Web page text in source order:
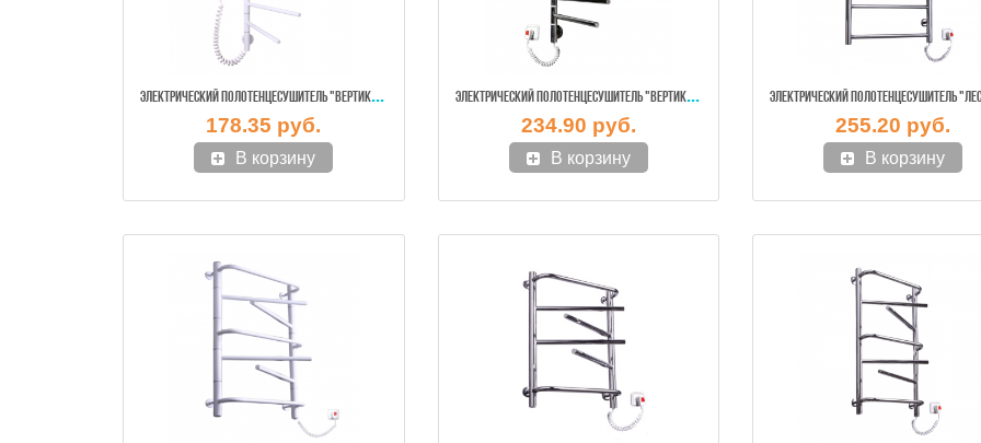
ЭЛЕ
КТРИЧЕСКИЙ ПОЛОТЕНЦЕСУШИТЕЛЬ "ВЕРТИКАЛЬ-6" ПОВОРОТНАЯ (БЕЛЫЙ ЦВЕТ)
178.35 руб.
В корзину
ЭЛЕ
КТРИЧЕСКИЙ ПОЛОТЕНЦЕСУШИТЕЛЬ "ВЕРТИКАЛЬ-6" ПОВОРОТНАЯ (НЕРЖ.)
234.90 руб.
В корзину
255.20 руб.
В корзину